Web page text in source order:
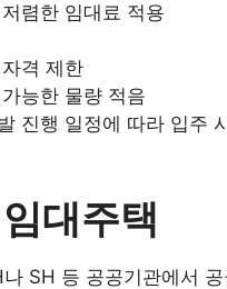
렴한 임대료 적용
격 제한
능한 물량 적음
진행 일정에 따라 입주
대주택
SH 등 공공기관에서 공